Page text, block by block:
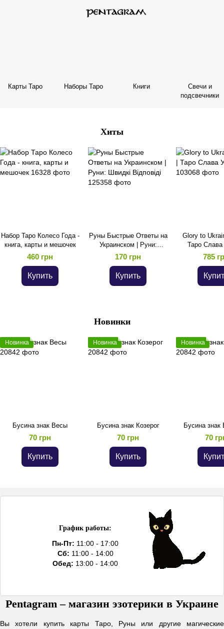
Карты Таро Наборы Таро Книги
Свечи и
подсвечники
Хиты
Набор Таро Колесо Года -
книга, карты и мешочек
460 грн
Купить
Руны Быстрые Ответы на
Украинском | Руни:
Швидкі Відповіді
170 грн
Купить
Glory to
Таро Слава
785
Новинки
Новинка
Бусина знак Весы
70 грн
Купить
Новинка
Бусина знак Козерог
70 грн
Купить
Новинка
Бусина знак
70
График работы:
Пн-Пт: 11:00 - 17:00
Сб: 11:00 - 14:00
Обед: 13:00 - 14:00
Pentagram – магазин эзотерики в Украине
Вы хотели купить карты Таро, Руны или другие магические